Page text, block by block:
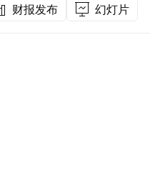
财报发布 幻灯片